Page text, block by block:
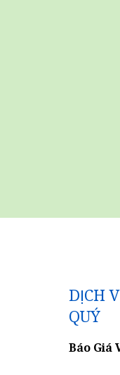
DỊCH
QUÝ
Báo Giá